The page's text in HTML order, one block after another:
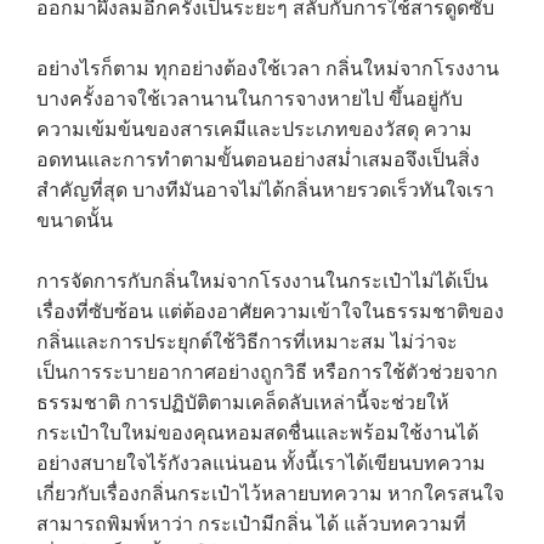
ออกมาผึ่งลมอีกครั้งเป็นระยะๆ สลับกับการใช้สารดูดซับ
อย่างไรก็ตาม ทุกอย่างต้องใช้เวลา กลิ่นใหม่จากโรงงาน
บางครั้งอาจใช้เวลานานในการจางหายไป ขึ้นอยู่กับ
ความเข้มข้นของสารเคมีและประเภทของวัสดุ ความ
อดทนและการทำตามขั้นตอนอย่างสม่ำเสมอจึงเป็นสิ่ง
สำคัญที่สุด บางทีมันอาจไม่ได้กลิ่นหายรวดเร็วทันใจเรา
ขนาดนั้น
การจัดการกับกลิ่นใหม่จากโรงงานในกระเป๋าไม่ได้เป็น
เรื่องที่ซับซ้อน แต่ต้องอาศัยความเข้าใจในธรรมชาติของ
กลิ่นและการประยุกต์ใช้วิธีการที่เหมาะสม ไม่ว่าจะ
เป็นการระบายอากาศอย่างถูกวิธี หรือการใช้ตัวช่วยจาก
ธรรมชาติ การปฏิบัติตามเคล็ดลับเหล่านี้จะช่วยให้
กระเป๋าใบใหม่ของคุณหอมสดชื่นและพร้อมใช้งานได้
อย่างสบายใจไร้กังวลแน่นอน ทั้งนี้เราได้เขียนบทความ
เกี่ยวกับเรื่องกลิ่นกระเป๋าไว้หลายบทความ หากใครสนใจ
สามารถพิมพ์หาว่า กระเป๋ามีกลิ่น ได้ แล้วบทความที่